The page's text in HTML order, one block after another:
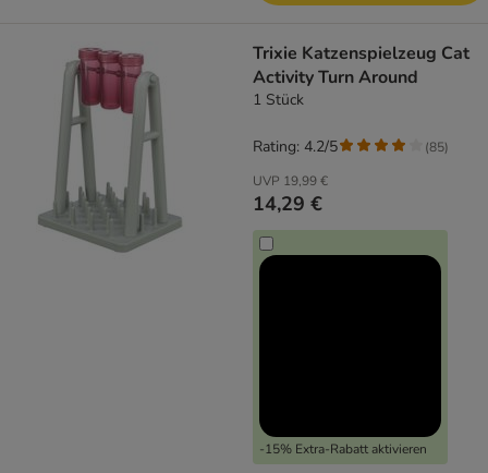
Trixie Katzenspielzeug Cat
Activity Turn Around
1 Stück
UVP 19,99 €
14,29 €
-15% Extra-Rabatt aktivieren
Rating: 4.2/5 (85)